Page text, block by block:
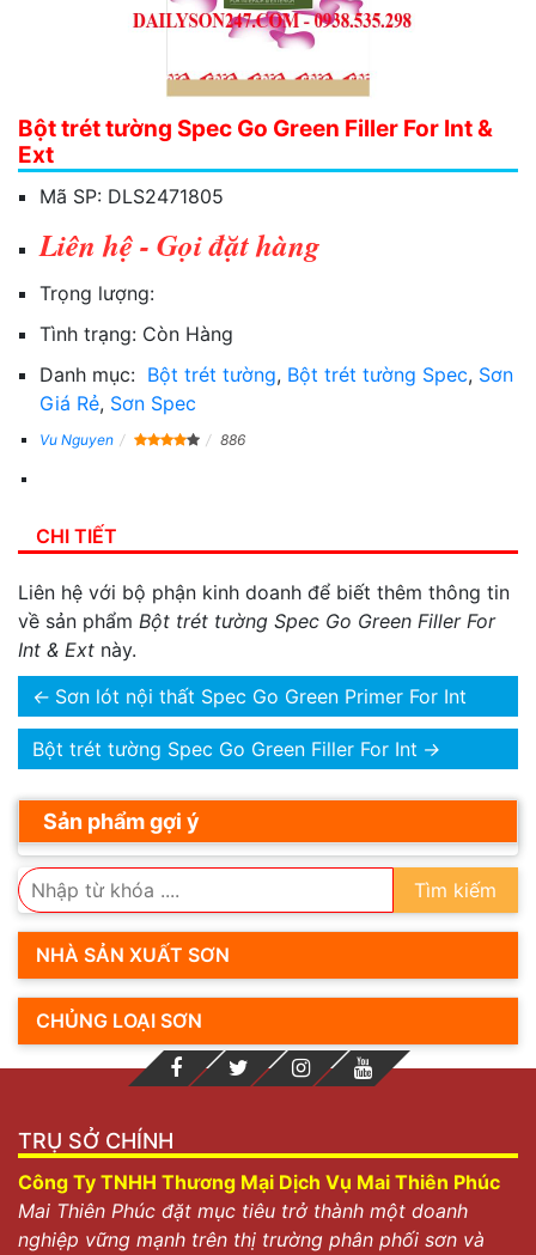
Bột trét tường Spec Go Green Filler For Int &
Ext
Mã SP: DLS2471805
Liên hệ - Gọi đặt hàng
Trọng lượng:
Tình trạng: Còn Hàng
Danh mục: Bột trét tường, Bột trét tường Spec, Sơn
Giá Rẻ, Sơn Spec
Vu Nguyen 886
CHI TIẾT
Liên hệ với bộ phận kinh doanh để biết thêm thông tin
về sản phẩm Bột trét tường Spec Go Green Filler For
Int & Ext này.
← Sơn lót nội thất Spec Go Green Primer For Int
Bột trét tường Spec Go Green Filler For Int →
Sản phẩm gợi ý
Tìm kiếm
NHÀ SẢN XUẤT SƠN
CHỦNG LOẠI SƠN
TRỤ SỞ CHÍNH
Công Ty TNHH Thương Mại Dịch Vụ Mai Thiên Phúc
Mai Thiên Phúc đặt mục tiêu trở thành một doanh
nghiệp vững mạnh trên thị trường phân phối sơn và